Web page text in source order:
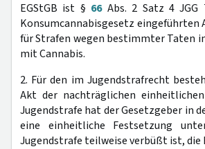
EGStGB ist § 66Abs. 2 Satz 4
Konsumcannabisgesetz eingeführten
für Strafen wegen bestimmter Taten
mit Cannabis.
2. Für den im Jugendstrafrecht
Akt der nachträglichen
Jugendstrafe hat der Gesetzgeber in
eine einheitliche Festsetzung
Jugendstrafe teilweise verbüßt ist, die